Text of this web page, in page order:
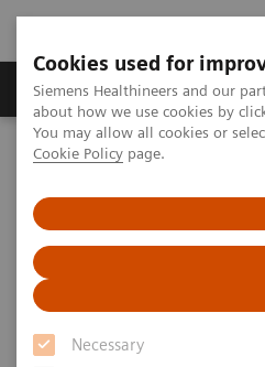
Cookies used for
Siemens Healthineers and our
about how we use cookies by
You may allow all cookies or
Cookie Policy page.
Necessary
Zobrazovací technika
Home Zobrazovací technika
Cardio Direct
Cardio Direct